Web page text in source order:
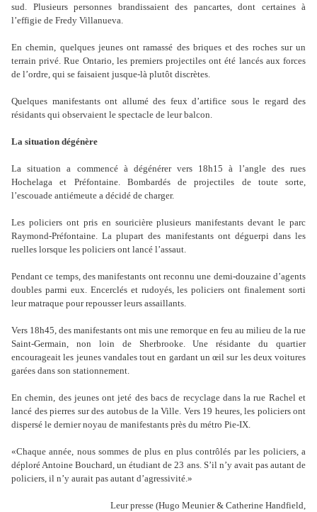
sud. Plusieurs personnes brandissaient des pancartes, dont certaines à
l’effigie de Fredy Villanueva.
En chemin, quelques jeunes ont ramassé des briques et des roches sur un
terrain privé. Rue Ontario, les premiers projectiles ont été lancés aux forces
de l’ordre, qui se faisaient jusque-là plutôt discrètes.
Quelques manifestants ont allumé des feux d’artifice sous le regard des
résidants qui observaient le spectacle de leur balcon.
La situation dégénère
La situation a commencé à dégénérer vers 18h15 à l’angle des rues
Hochelaga et Préfontaine. Bombardés de projectiles de toute sorte,
l’escouade antiémeute a décidé de charger.
Les policiers ont pris en souricière plusieurs manifestants devant le parc
Raymond-Préfontaine. La plupart des manifestants ont déguerpi dans les
ruelles lorsque les policiers ont lancé l’assaut.
Pendant ce temps, des manifestants ont reconnu une demi-douzaine d’agents
doubles parmi eux. Encerclés et rudoyés, les policiers ont finalement sorti
leur matraque pour repousser leurs assaillants.
Vers 18h45, des manifestants ont mis une remorque en feu au milieu de la rue
Saint-Germain, non loin de Sherbrooke. Une résidante du quartier
encourageait les jeunes vandales tout en gardant un œil sur les deux voitures
garées dans son stationnement.
En chemin, des jeunes ont jeté des bacs de recyclage dans la rue Rachel et
lancé des pierres sur des autobus de la Ville. Vers 19 heures, les policiers ont
dispersé le dernier noyau de manifestants près du métro Pie-IX.
«Chaque année, nous sommes de plus en plus contrôlés par les policiers, a
déploré Antoine Bouchard, un étudiant de 23 ans. S’il n’y avait pas autant de
policiers, il n’y aurait pas autant d’agressivité.»
Leur presse (Hugo Meunier & Catherine Handfield,